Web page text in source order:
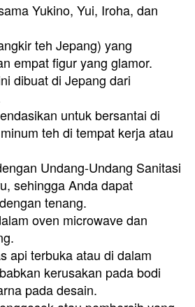
Yukino, Yui, Iroha, dan
teh Jepang) yang
empat figur yang glamor.
dibuat di Jepang dari
untuk bersantai di
teh di tempat kerja atau
Undang-Undang Sanitasi
sehingga Anda dapat
tenang.
oven microwave dan
api terbuka atau di dalam
kerusakan pada bodi
pada desain.